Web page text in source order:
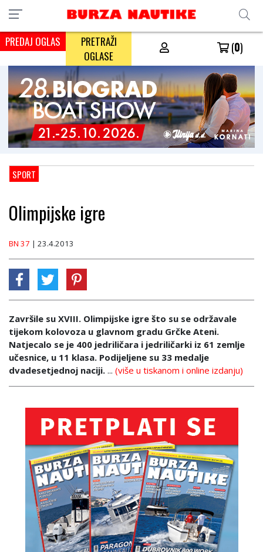
PREDAJ OGLAS
PRETRAŽI
OGLASE
(0)
SPORT
Olimpijske igre
BN 37 | 23.4.2013
Završile su XVIII. Olimpijske igre što su se održavale
tijekom kolovoza u glavnom gradu Grčke Ateni.
Natjecalo se je 400 jedriličara i jedriličarki iz 61 zemlje
učesnice, u 11 klasa. Podijeljene su 33 medalje
dvadesetjednoj naciji. ... (više u tiskanom i online izdanju)